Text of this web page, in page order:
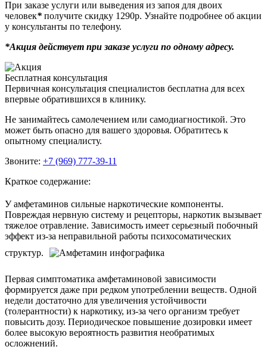
При заказе услуги или выведения из запоя для двоих
человек* получите скидку 1290р. Узнайте подробнее об акции
у консультанты по телефону.
*Акция действует при заказе услуги по одному адресу.
Бесплатная консультация
Первичная консультация специалистов бесплатна для всех
впервые обратившихся в клинику.
Не занимайтесь самолечением или самодиагностикой. Это
может быть опасно для вашего здоровья. Обратитесь к
опытному специалисту.
Звоните: +7 (969) 777-39-11
Краткое содержание:
У амфетаминов сильные наркотические компоненты.
Повреждая нервную систему и рецепторы, наркотик вызывает
тяжелое отравление. Зависимость имеет серьезный побочный
эффект из-за неправильной работы психосоматических
структур.
Первая симптоматика амфетаминовой зависимости
формируется даже при редком употреблении веществ. Одной
недели достаточно для увеличения устойчивости
(толерантности) к наркотику, из-за чего организм требует
повысить дозу. Периодическое повышение дозировки имеет
более высокую вероятность развития необратимых
осложнений.